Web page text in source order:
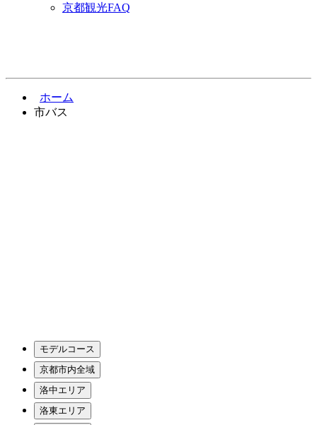
京都観光FAQ
ホーム
市バス
モデルコース
京都市内全域
洛中エリア
洛東エリア